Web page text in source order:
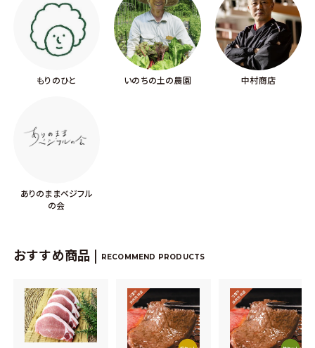
もりのひと いのちの土の農園 中村商店
ありのままベジフル
の会
おすすめ商品 | RECOMMEND PRODUCTS